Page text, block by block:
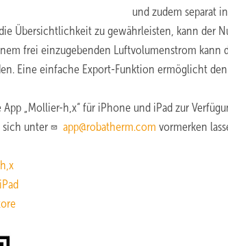
und zudem separat
Übersichtlichkeit zu gewährleisten, kann der
frei einzugebenden Luftvolumenstrom
Eine einfache Export-Funktion ermöglicht den
„Mollier-h,x“ für iPhone und iPad zur
sich unter
app@robatherm.com vormerken